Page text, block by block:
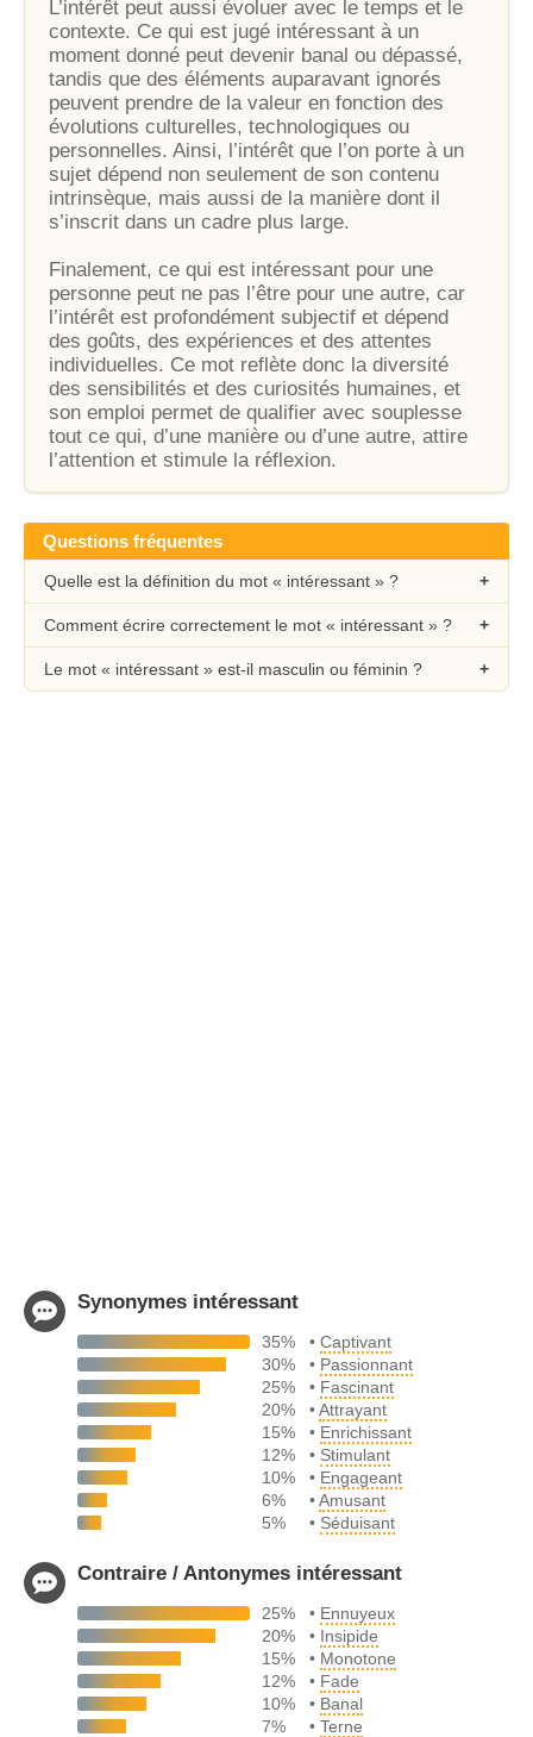
Synonymes intéressant
35% •Captivant
30%
• Passionnant
25%
• Fascinant
20%
•Attrayant
15%
• Enrichissant
12%
• Stimulant
10%
• Engageant
6%
•Amusant
5%
• Séduisant
Contraire / Antonymes intéressant
25% • Ennuyeux
20%
• Insipide
15%
• Monotone
12%
• Fade
10%
• Banal
7%
•Terne
L’intérêt peut aussi évoluer avec le temps et le
contexte. Ce qui est jugé intéressant à un
moment donné peut devenir banal ou dépassé,
tandis que des éléments auparavant ignorés
peuvent prendre de la valeur en fonction des
évolutions culturelles, technologiques ou
personnelles. Ainsi, l’intérêt que l’on porte à un
sujet dépend non seulement de son contenu
intrinsèque, mais aussi de la manière dont il
s’inscrit dans un cadre plus large.
Finalement, ce qui est intéressant pour une
personne peut ne pas l’être pour une autre, car
l’intérêt est profondément subjectif et dépend
des goûts, des expériences et des attentes
individuelles. Ce mot reflète donc la diversité
des sensibilités et des curiosités humaines, et
son emploi permet de qualifier avec souplesse
tout ce qui, d’une manière ou d’une autre, attire
l’attention et stimule la réflexion.
Questions fréquentes
Quelle est la définition du mot « intéressant » ?
Comment écrire correctement le mot « intéressant » ?
Le mot « intéressant » est-il masculin ou féminin ?